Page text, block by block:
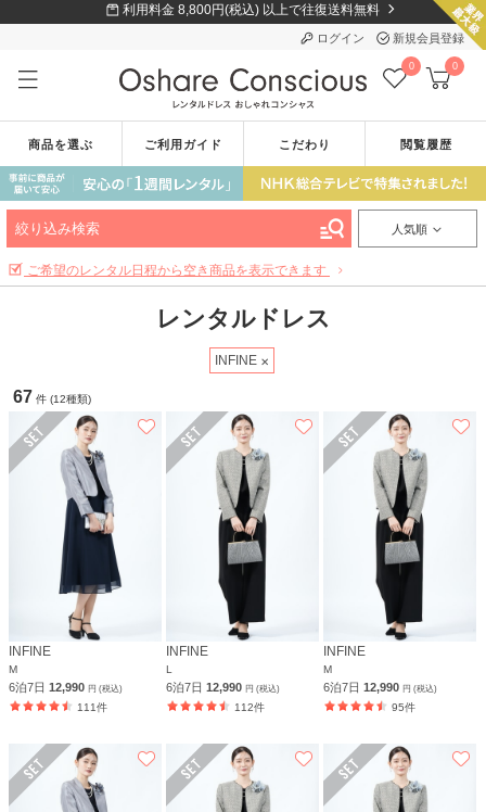
利用料金 8,800円(税込) 以上で往復送料無料
ログイン 新規会員登録
0 0
商品を選ぶ ご利用ガイド こだわり 閲覧履歴
絞り込み検索 人気順
ご希望のレンタル日程から空き商品を表示できます
レンタルドレス
INFINE
67 件 (12種類)
INFINE
M
6泊7日 12,990 円 (税込)
111件
INFINE
L
6泊7日12,990円 (税込)
112件
INFINE
M
6泊7日12,990円 (税込)
95件